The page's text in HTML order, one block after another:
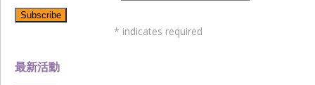
最新活動
* indicates required